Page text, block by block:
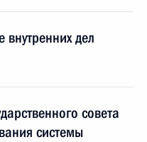
внутренних дел
совета
системы